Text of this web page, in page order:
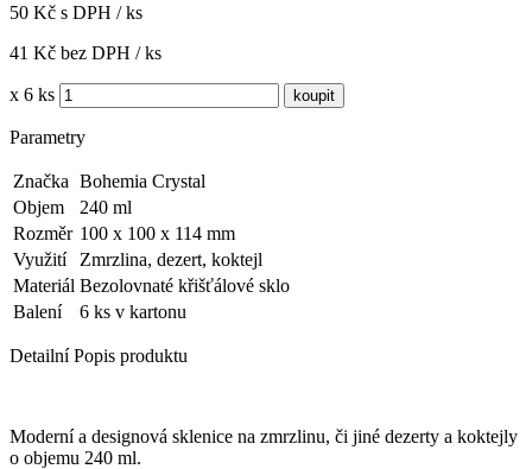
50 Kč s DPH / ks
41 Kč bez DPH / ks
x 6 ks
Parametry
Značka Bohemia Crystal
Objem
240 ml
Rozměr 100 x 100 x 114 mm
Využití
Zmrzlina, dezert, koktejl
Materiál Bezolovnaté křišťálové sklo
Balení
6 ks v kartonu
Detailní Popis produktu
Moderní a designová sklenice na zmrzlinu, či jiné dezerty a koktejly
o objemu 240 ml.